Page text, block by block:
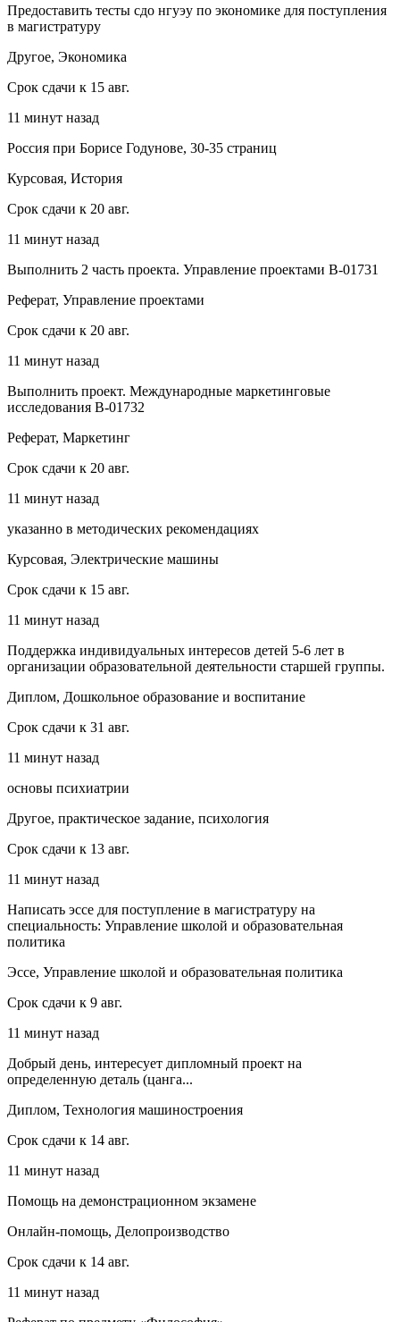
Предоставить тесты сдо нгуэу по экономике для поступления
в магистратуру
Другое, Экономика
Срок сдачи к 15 авг.
11 минут назад
Россия при Борисе Годунове, 30-35 страниц
Курсовая, История
Срок сдачи к 20 авг.
11 минут назад
Выполнить 2 часть проекта. Управление проектами В-01731
Реферат, Управление проектами
Срок сдачи к 20 авг.
11 минут назад
Выполнить проект. Международные маркетинговые
исследования В-01732
Реферат, Маркетинг
Срок сдачи к 20 авг.
11 минут назад
указанно в методических рекомендациях
Курсовая, Электрические машины
Срок сдачи к 15 авг.
11 минут назад
Поддержка индивидуальных интересов детей 5-6 лет в
организации образовательной деятельности старшей группы.
Диплом, Дошкольное образование и воспитание
Срок сдачи к 31 авг.
11 минут назад
основы психиатрии
Другое, практическое задание, психология
Срок сдачи к 13 авг.
11 минут назад
Написать эссе для поступление в магистратуру на
специальность: Управление школой и образовательная
политика
Эссе, Управление школой и образовательная политика
Срок сдачи к 9 авг.
11 минут назад
Добрый день, интересует дипломный проект на
определенную деталь (цанга...
Диплом, Технология машиностроения
Срок сдачи к 14 авг.
11 минут назад
Помощь на демонстрационном экзамене
Онлайн-помощь, Делопроизводство
Срок сдачи к 14 авг.
11 минут назад